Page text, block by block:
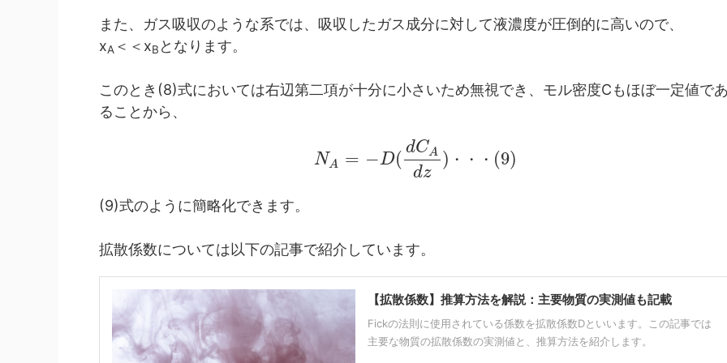
また、ガス吸収のような系では、吸収したガス成分に対して液濃度が圧倒的に高いので、
xA ＜＜xB となります。
このとき(8)式においては右辺第二項が十分に小さいため無視でき、モル密度Cもほぼ一定値で
ることから、
NA = −D(
dCA
dz
) ・ ・ ・ (9)
(9)式のように簡略化できます。
拡散係数については以下の記事で紹介しています。
【拡散係数】推算方法を解説：主要物質の実測値も記載
Fickの法則に使用されている係数を拡散係数Dといいます。この記事では
主要な物質の拡散係数の実測値と、推算方法を紹介します。